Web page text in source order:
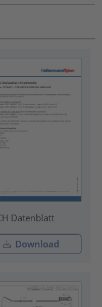
Datenblatt
Download